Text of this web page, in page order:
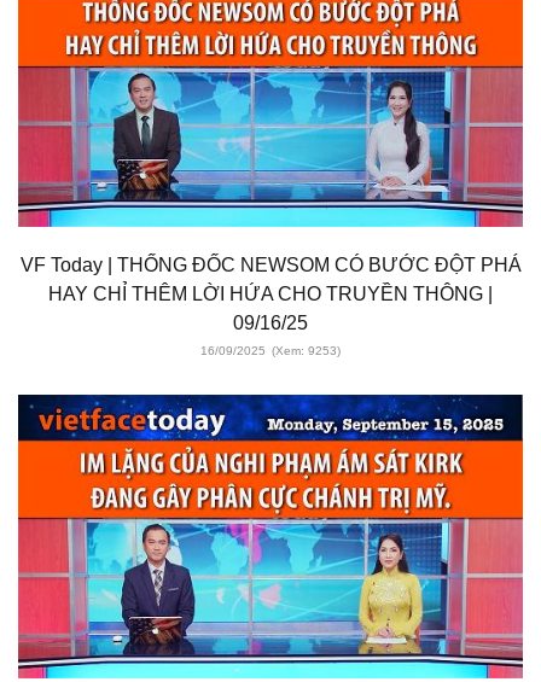
VF Today | THỐNG ĐỐC NEWSOM CÓ BƯỚC ĐỘT PHÁ
HAY CHỈ THÊM LỜI HỨA CHO TRUYỀN THÔNG |
09/16/25
16/09/2025 (Xem: 9253)